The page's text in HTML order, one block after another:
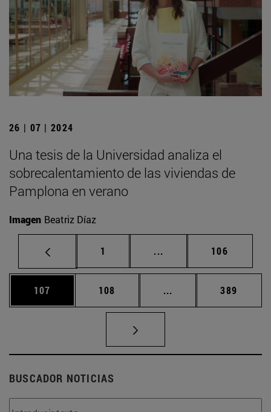
26 | 07 | 2024
Una tesis de la Universidad analiza el
sobrecalentamiento de las viviendas de
Pamplona en verano
Imagen Beatriz Díaz
Página
1 ... Páginas intermedias
Página
106
Página
107 Página
108 ... Páginas intermedias
Página
389
BUSCADOR NOTICIAS